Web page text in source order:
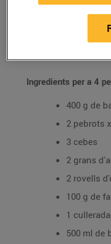
bacallà
09/d’agost/2022
Ingredients per a 4
400 g de
2 pebrots
3 cebes
2 grans
2 rovells
100 g de
1
500 ml de